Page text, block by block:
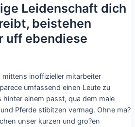
Leidenschaft dich
beistehen
uff ebendiese
inoffizieller mitarbeiter
umfassend einen Leute zu
hinter einem passt, qua dem male
Pferde stibitzen vermag. Ohne ma?
unser kurzen und gro?en